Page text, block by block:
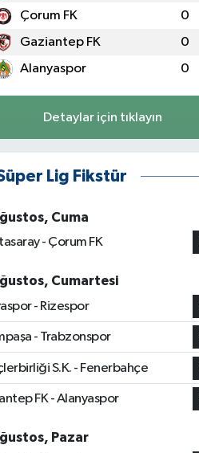
Çorum FK 0
Gaziantep FK 0
Alanyaspor 0
Detaylar için tıklayın
Lig Fikstür
Cuma
- Çorum FK
Cumartesi
- Rizespor
- Trabzonspor
S.K. - Fenerbahçe
FK - Alanyaspor
Pazar